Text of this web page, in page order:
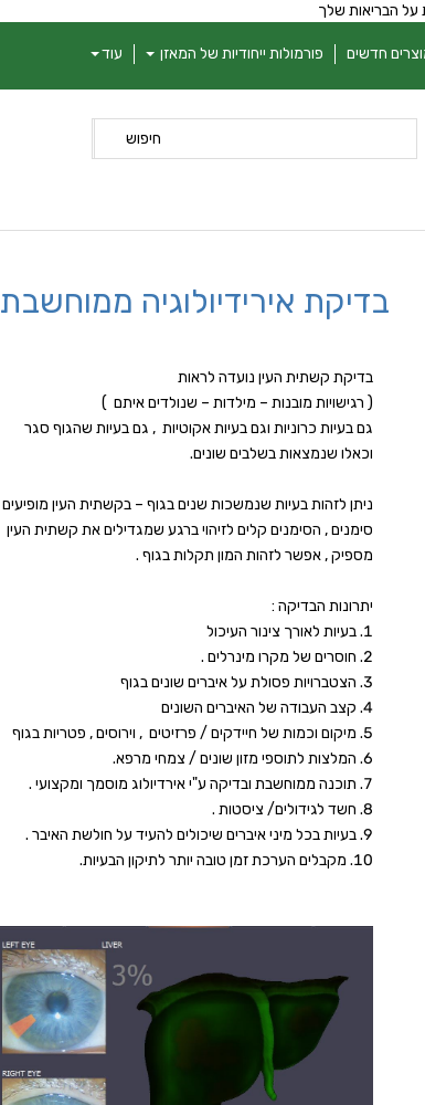
על הבריאות שלך
חדשים פורמולות ייחודיות של המאזן עוד
חיפוש
בדיקת אירידיולוגיה ממוחשבת
בדיקת קשתית העין נועדה לראות
( רגישויות מובנות – מילדות – שנולדים איתם )
גם בעיות כרוניות וגם בעיות אקוטיות , גם בעיות שהגוף סגר
וכאלו שנמצאות בשלבים שונים.
ניתן לזהות בעיות שנמשכות שנים בגוף – בקשתית העין מופיעים
סימנים , הסימנים קלים לזיהוי ברגע שמגדילים את קשתית העין
מספיק , אפשר לזהות המון תקלות בגוף .
יתרונות הבדיקה :
בעיות לאורך צינור העיכול
חוסרים של מקרו מינרלים .
הצטברויות פסולת על איברים שונים בגוף
קצב העבודה של האיברים השונים
מיקום וכמות של חיידקים / פרזיטים , וירוסים , פטריות בגוף
המלצות לתוספי מזון שונים / צמחי מרפא.
תוכנה ממוחשבת ובדיקה ע"י אירדיולוג מוסמך ומקצועי .
חשד לגידולים/ ציסטות .
בעיות בכל מיני איברים שיכולים להעיד על חולשת האיבר .
מקבלים הערכת זמן טובה יותר לתיקון הבעיות.